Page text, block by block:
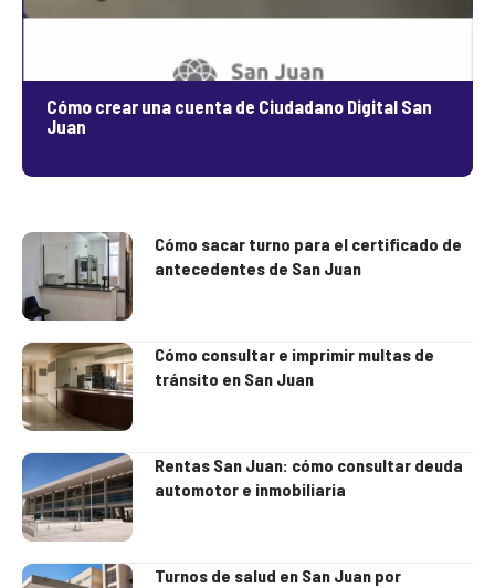
Cómo crear una cuenta de Ciudadano Digital San
Juan
Cómo sacar turno para el certificado de
antecedentes de San Juan
Cómo consultar e imprimir multas de
tránsito en San Juan
Rentas San Juan: cómo consultar deuda
automotor e inmobiliaria
Turnos de salud en San Juan por